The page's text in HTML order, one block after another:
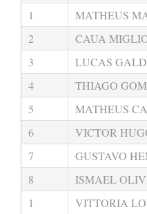
1
MATHEUS
2
CAUA
3
LUCAS
4
THIAGO
5
MATHEUS
6
VICTOR
7
GUSTAVO
8
ISMAEL
1
VITTORIA